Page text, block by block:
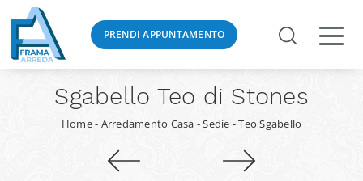
PRENDI APPUNTAMENTO
Sgabello Teo di Stones
Home- Arredamento Casa -Sedie -Teo Sgabello